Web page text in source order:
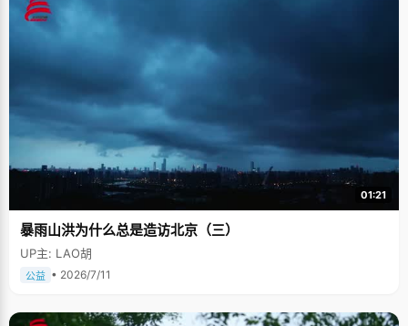
01:21
暴雨山洪为什么总是造访北京（三）
UP主: LAO胡
公益 • 2026/7/11